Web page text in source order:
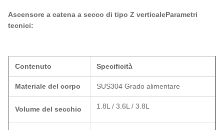
Ascensore a catena a secco di tipo Z verticaleParametri
tecnici:
Contenuto Specificità
Materiale del corpo SUS304 Grado alimentare
Volume del secchio 1.8L / 3.6L / 3.8L